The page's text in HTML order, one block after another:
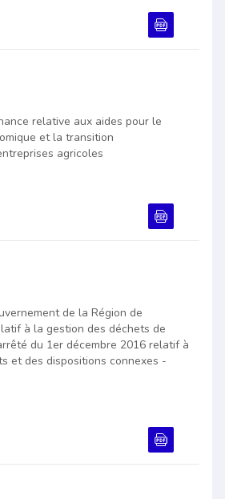
relative aux aides pour le
et la transition
agricoles
de la Région de
à la gestion des déchets de
du 1er décembre 2016 relatif à
et des dispositions connexes -